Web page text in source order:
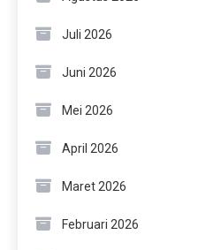
Juli 2026
Juni 2026
Mei 2026
April 2026
Maret 2026
Februari 2026